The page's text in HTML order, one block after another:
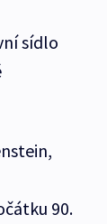
sídlo
90.